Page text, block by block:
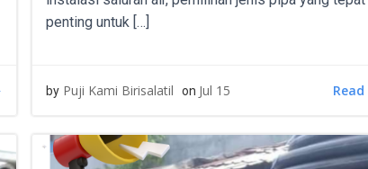
penting untuk […]
by Puji Kami Birisalatil on Jul 15